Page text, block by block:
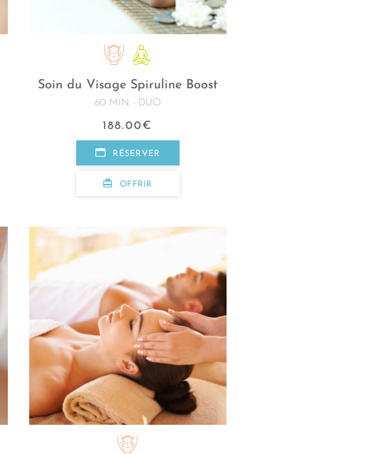
Soin du Visage Spiruline Boost
60 MIN - DUO
188.00€
RÉSERVER
OFFRIR